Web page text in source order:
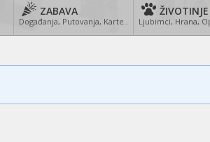
ZABAVA
Događanja, Putovanja, Karte..
ŽIVOTINJE
Ljubimci, Hrana,